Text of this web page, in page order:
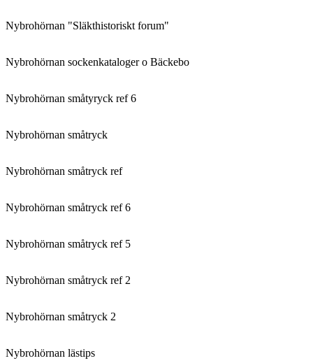
Nybrohörnan "Släkthistoriskt forum"
Nybrohörnan sockenkataloger o Bäckebo
Nybrohörnan småtyryck ref 6
Nybrohörnan småtryck
Nybrohörnan småtryck ref
Nybrohörnan småtryck ref 6
Nybrohörnan småtryck ref 5
Nybrohörnan småtryck ref 2
Nybrohörnan småtryck 2
Nybrohörnan lästips